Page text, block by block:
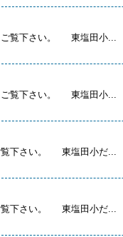
覧下さい。 東塩田小...
覧下さい。 東塩田小...
下さい。 東塩田小だ...
下さい。 東塩田小だ...